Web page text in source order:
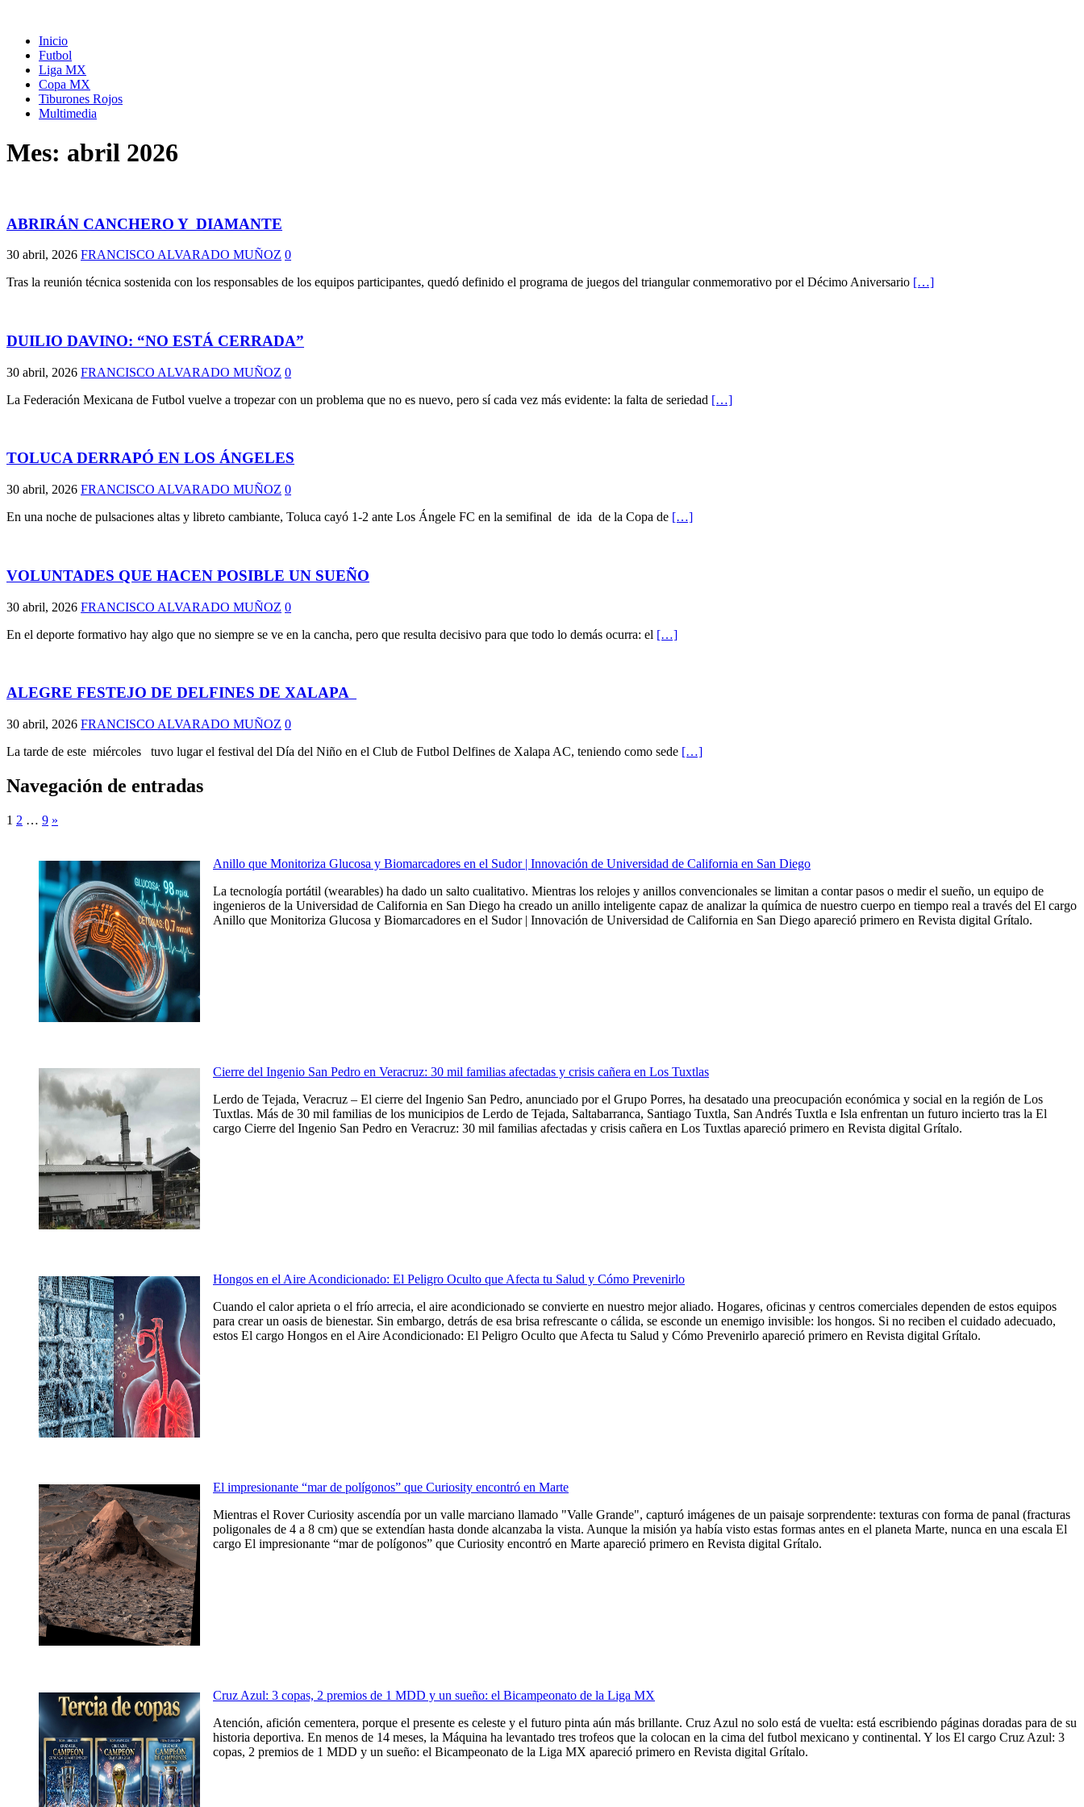
Inicio
Futbol
Liga MX
Copa MX
Tiburones Rojos
Multimedia
Mes: abril 2026
ABRIRÁN CANCHERO Y DIAMANTE
30 abril, 2026 FRANCISCO ALVARADO MUÑOZ 0
Tras la reunión técnica sostenida con los responsables de los equipos participantes, quedó definido el programa de juegos del triangular conmemorativo por el Décimo Aniversario […]
DUILIO DAVINO: “NO ESTÁ CERRADA”
30 abril, 2026 FRANCISCO ALVARADO MUÑOZ 0
La Federación Mexicana de Futbol vuelve a tropezar con un problema que no es nuevo, pero sí cada vez más evidente: la falta de seriedad […]
TOLUCA DERRAPÓ EN LOS ÁNGELES
30 abril, 2026 FRANCISCO ALVARADO MUÑOZ 0
En una noche de pulsaciones altas y libreto cambiante, Toluca cayó 1-2 ante Los Ángele FC en la semifinal de ida de la Copa de […]
VOLUNTADES QUE HACEN POSIBLE UN SUEÑO
30 abril, 2026 FRANCISCO ALVARADO MUÑOZ 0
En el deporte formativo hay algo que no siempre se ve en la cancha, pero que resulta decisivo para que todo lo demás ocurra: el […]
ALEGRE FESTEJO DE DELFINES DE XALAPA
30 abril, 2026 FRANCISCO ALVARADO MUÑOZ 0
La tarde de este miércoles tuvo lugar el festival del Día del Niño en el Club de Futbol Delfines de Xalapa AC, teniendo como sede […]
Navegación de entradas
1 2 … 9 »
Anillo que Monitoriza Glucosa y Biomarcadores en el Sudor | Innovación de Universidad de California en San Diego
La tecnología portátil (wearables) ha dado un salto cualitativo. Mientras los relojes y anillos convencionales se limitan a contar pasos o medir el sueño, un equipo de
ingenieros de la Universidad de California en San Diego ha creado un anillo inteligente capaz de analizar la química de nuestro cuerpo en tiempo real a través del El cargo
Anillo que Monitoriza Glucosa y Biomarcadores en el Sudor | Innovación de Universidad de California en San Diego apareció primero en Revista digital Grítalo.
Cierre del Ingenio San Pedro en Veracruz: 30 mil familias afectadas y crisis cañera en Los Tuxtlas
Lerdo de Tejada, Veracruz – El cierre del Ingenio San Pedro, anunciado por el Grupo Porres, ha desatado una preocupación económica y social en la región de Los
Tuxtlas. Más de 30 mil familias de los municipios de Lerdo de Tejada, Saltabarranca, Santiago Tuxtla, San Andrés Tuxtla e Isla enfrentan un futuro incierto tras la El
cargo Cierre del Ingenio San Pedro en Veracruz: 30 mil familias afectadas y crisis cañera en Los Tuxtlas apareció primero en Revista digital Grítalo.
Hongos en el Aire Acondicionado: El Peligro Oculto que Afecta tu Salud y Cómo Prevenirlo
Cuando el calor aprieta o el frío arrecia, el aire acondicionado se convierte en nuestro mejor aliado. Hogares, oficinas y centros comerciales dependen de estos equipos
para crear un oasis de bienestar. Sin embargo, detrás de esa brisa refrescante o cálida, se esconde un enemigo invisible: los hongos. Si no reciben el cuidado adecuado,
estos El cargo Hongos en el Aire Acondicionado: El Peligro Oculto que Afecta tu Salud y Cómo Prevenirlo apareció primero en Revista digital Grítalo.
El impresionante “mar de polígonos” que Curiosity encontró en Marte
Mientras el Rover Curiosity ascendía por un valle marciano llamado "Valle Grande", capturó imágenes de un paisaje sorprendente: texturas con forma de panal (fracturas
poligonales de 4 a 8 cm) que se extendían hasta donde alcanzaba la vista. Aunque la misión ya había visto estas formas antes en el planeta Marte, nunca en una escala El
cargo El impresionante “mar de polígonos” que Curiosity encontró en Marte apareció primero en Revista digital Grítalo.
Cruz Azul: 3 copas, 2 premios de 1 MDD y un sueño: el Bicampeonato de la Liga MX
Atención, afición cementera, porque el presente es celeste y el futuro pinta aún más brillante. Cruz Azul no solo está de vuelta: está escribiendo páginas doradas para de su
historia deportiva. En menos de 14 meses, la Máquina ha levantado tres trofeos que la colocan en la cima del futbol mexicano y continental. Y los El cargo Cruz Azul: 3
copas, 2 premios de 1 MDD y un sueño: el Bicampeonato de la Liga MX apareció primero en Revista digital Grítalo.